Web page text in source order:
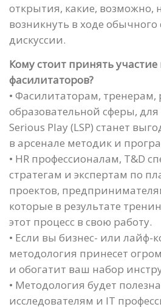
открытия, какие, возможно,
возникнуть в ходе
дискуссии.
Кому стоит принять участие
фасилитаторов?
• Фасилитаторам, тренерам,
образовательной сферы, для
Serious Play (LSP) станет
в арсенале методик и
• HR профессионалам, T&D
стратегам и экспертам по
проектов,
которые в результате
этот процесс в свою работу.
• Если вы бизнес- или лайф-
методология принесет
и обогатит ваш набор
• Методология будет
исследователям и IT